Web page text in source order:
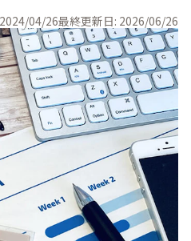
IPad
Wi-Fiルーター
液晶ディスプレイ
プリンター
ペンタブレット
周辺機器
2024/04/26最終更新日: 2026/06/26